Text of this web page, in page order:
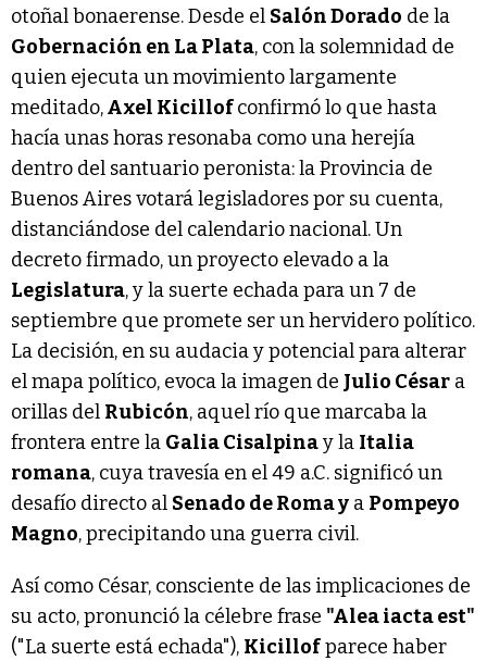
otoñal bonaerense. Desde el Salón Dorado de la
Gobernación en La Plata, con la solemnidad de
quien ejecuta un movimiento largamente
meditado,Axel Kicillofconfirmó lo que hasta
hacía unas horas resonaba como una herejía
dentro del santuario peronista: la Provincia de
Buenos Aires votará legisladores por su cuenta,
distanciándose del calendario nacional. Un
decreto firmado, un proyecto elevado a la
Legislatura, y la suerte echada para un 7 de
septiembre que promete ser un hervidero político.
La decisión, en su audacia y potencial para alterar
el mapa político, evoca la imagen de Julio César a
orillas del Rubicón, aquel río que marcaba la
frontera entre la Galia Cisalpinay la Italia
romana, cuya travesía en el 49 a.C. significó un
desafío directo al Senado de Roma y a Pompeyo
Magno, precipitando una guerra civil.
Así como César, consciente de las implicaciones de
su acto, pronunció la célebre frase "Alea iacta est"
("La suerte está echada"), Kicillofparece haber